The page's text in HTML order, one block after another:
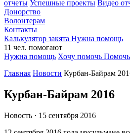
отчеты Успешные проекты Видео
Донорство
Волонтерам
Контакты
Калькулятор закята Нужна помощь
11 чел. помогают
Нужна помощь Хочу помочь Помочь
Главная Новости Курбан-Байрам
Курбан-Байрам 2016
Новость · 15 сентября 2016